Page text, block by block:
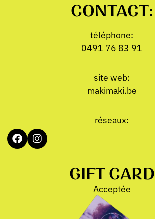
CONTACT:
téléphone:
0491 76 83 91
site web:
makimaki.be
réseaux:
GIFT CARD
Acceptée